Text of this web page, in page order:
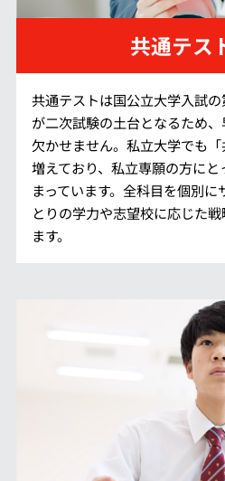
共通テス
共通テストは国公立大学入試
が二次試験の土台となるため
欠かせません。私立大学でも
増えており、私立専願の方に
まっています。全科目を個別
とりの学力や志望校に応じた
ます。